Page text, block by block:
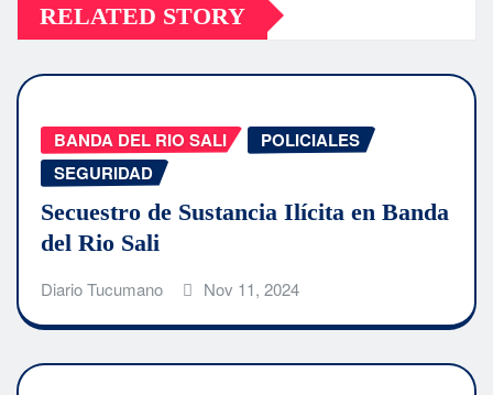
RELATED STORY
BANDA DEL RIO SALI
POLICIALES
SEGURIDAD
Secuestro de Sustancia Ilícita en Banda
del Rio Sali
Diario Tucumano Nov 11, 2024